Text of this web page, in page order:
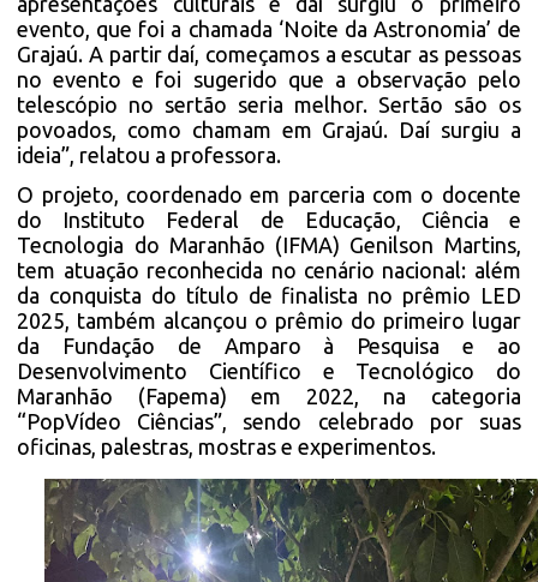
evento, que foi a chamada ‘Noite da Astronomia’ de
Grajaú. A partir daí, começamos a escutar as pessoas
no evento e foi sugerido que a observação pelo
telescópio no sertão seria melhor. Sertão são os
povoados, como chamam em Grajaú. Daí surgiu a
ideia”, relatou a professora.
O projeto, coordenado em parceria com o docente
do Instituto Federal de Educação, Ciência e
Tecnologia do Maranhão (IFMA) Genilson Martins,
tem atuação reconhecida no cenário nacional: além
da conquista do título de finalista no prêmio LED
2025, também alcançou o prêmio do primeiro lugar
da Fundação de Amparo à Pesquisa e ao
Desenvolvimento Científico e Tecnológico do
Maranhão (Fapema) em 2022, na categoria
“PopVídeo Ciências”, sendo celebrado por suas
oficinas, palestras, mostras e experimentos.